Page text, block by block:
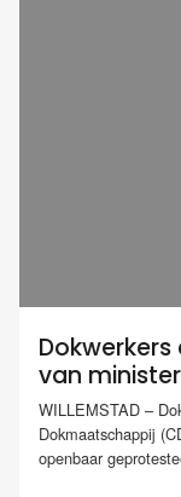
van
WILLEMSTAD –
Dokmaatschappij
openbaar